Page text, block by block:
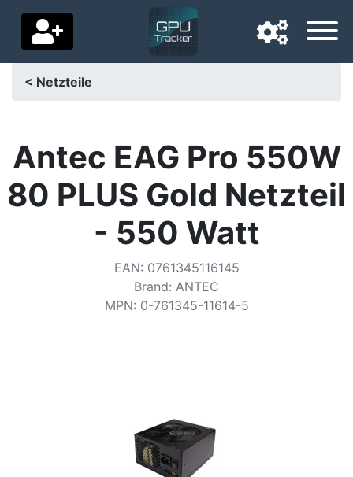
Lieferland
Startseite
< Netzteile
Antec EAG Pro 550W
80 PLUS Gold Netzteil
- 550 Watt
EAN: 0761345116145
Brand: ANTEC
MPN: 0-761345-11614-5